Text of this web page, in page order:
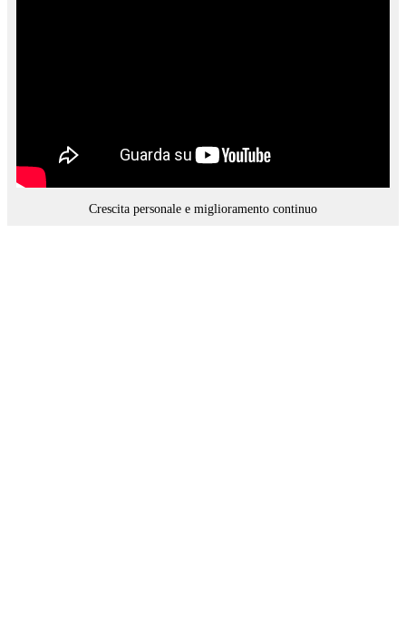
Crescita personale e miglioramento continuo